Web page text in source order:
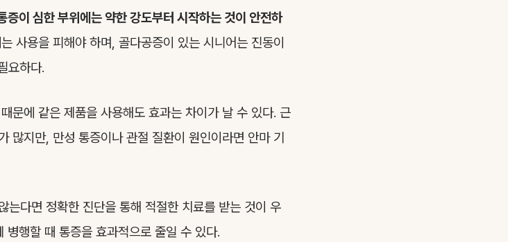
이 심한 부위에는 약한 강도부터 시작하는 것이 안전하
사용을 피해야 하며, 골다공증이 있는 시니어는 진동이
요하다.
문에 같은 제품을 사용해도 효과는 차이가 날 수 있다. 근
많지만, 만성 통증이나 관절 질환이 원인이라면 안마 기
는다면 정확한 진단을 통해 적절한 치료를 받는 것이 우
행할 때 통증을 효과적으로 줄일 수 있다.